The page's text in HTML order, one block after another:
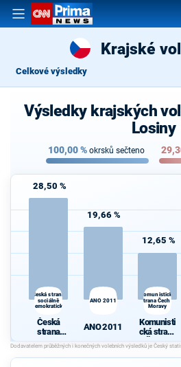
Krajské
Celkové výsledky
Výsledky krajských
Losiny
100,00% okrsků sečteno
28,50 %
Česká strana
sociálně
demokratická
Česká
strana
sociálně
demokrati
cká
19,66 %
ANO 2011
ANO 2011
12,65 %
Komunistická
strana Čech a
Moravy
Komunisti
cká strana
Čech a
Moravy